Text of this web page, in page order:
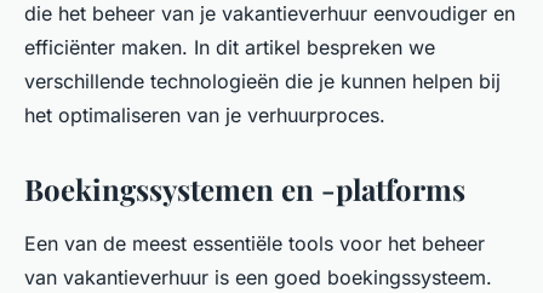
die het beheer van je vakantieverhuur eenvoudiger en
efficiënter maken. In dit artikel bespreken we
verschillende technologieën die je kunnen helpen bij
het optimaliseren van je verhuurproces.
Boekingssystemen en -platforms
Een van de meest essentiële tools voor het beheer
van vakantieverhuur is een goed boekingssysteem.